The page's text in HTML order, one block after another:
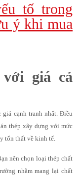
tố trong
ý khi mua
giá cả
giá cạnh tranh nhất. Điều
thép xây dựng với mức
tổn thất về kinh tế.
nên chọn loại thép chất
nhằm mang lại chất